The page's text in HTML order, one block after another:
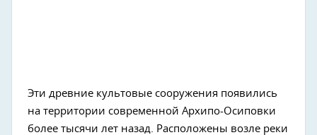
Эти древние культовые сооружения появились
на территории современной Архипо-Осиповки
более тысячи лет назад. Расположены возле реки